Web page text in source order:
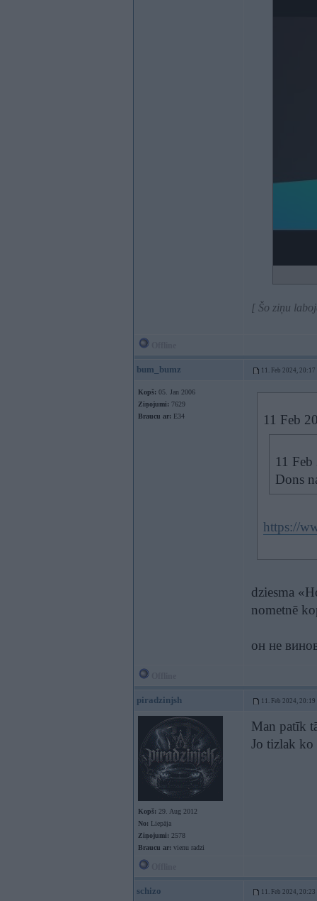
[ Šo ziņu
bum_bumz 11. Feb 2024, 20:17
Kopš: 05. Jan 2006
Ziņojumi: 7629
Braucu ar: E34 11 Feb
11
Dons
https://
dziesma
nometnē
он не
piradzinjsh 11. Feb 2024, 20:19
Kopš: 29. Aug 2012
No: Liepāja
Ziņojumi: 2578
Braucu ar: vienu radzi
Man patīk
Jo tizlak ko
schizo 11. Feb 2024, 20:23